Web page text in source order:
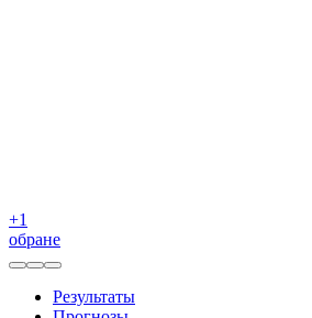
+1
обране
Результаты